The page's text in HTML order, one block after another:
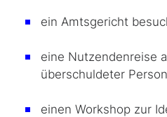
ein Amtsgericht
eine Nutzendenreise
überschuldeter
einen Workshop zur